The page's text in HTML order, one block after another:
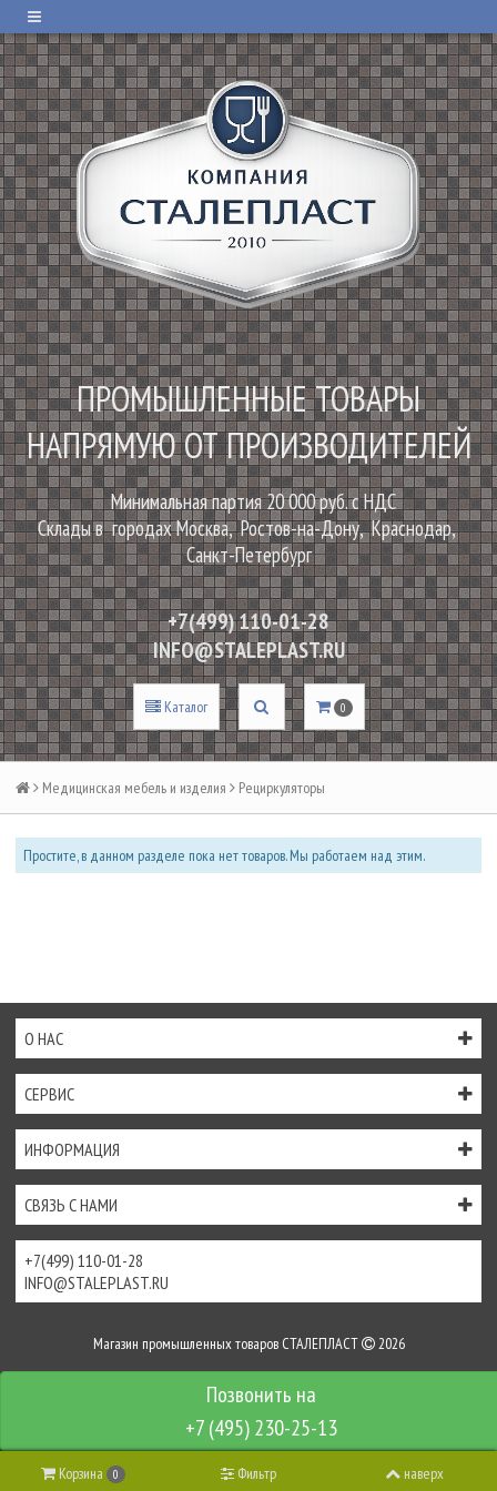
+7 (495) 230-25-13
ПРОМЫШЛЕННЫЕ ТОВАРЫ
НАПРЯМУЮ ОТ ПРОИЗВОДИТЕЛЕЙ
Минимальная партия 20 000 руб. с НДС
Склады в городах Москва, Ростов-на-Дону, Краснодар,
Санкт-Петербург
+7(499) 110-01-28
INFO@STALEPLAST.RU
Каталог 0
Медицинская мебель и изделия Рециркуляторы
Простите, в данном разделе пока нет товаров. Мы работаем над этим.
О НАС
СЕРВИС
ИНФОРМАЦИЯ
СВЯЗЬ С НАМИ
+7(499) 110-01-28
INFO@STALEPLAST.RU
Магазин промышленных товаров СТАЛЕПЛАСТ 2026
Интернет-магазин создан наInSales
Корзина 0 Фильтр наверх